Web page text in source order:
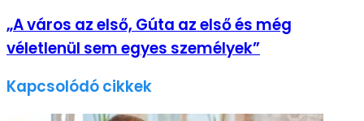
„A város az első, Gúta az első és még
véletlenül sem egyes személyek”
Kapcsolódó cikkek